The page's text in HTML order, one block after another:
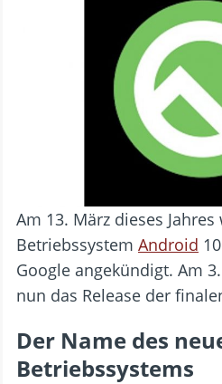
Am 13. März dieses
Betriebssystem Android
Google angekündigt. Am
nun das Release der
Der Name des
Betriebssystems